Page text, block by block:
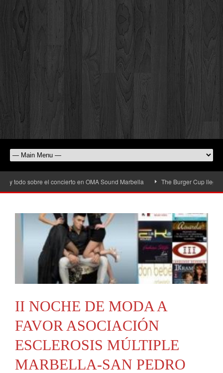
sobre el concierto en OMA Sound Marbella The Burger Cup llega a
II NOCHE DE MODA A
FAVOR ASOCIACIÓN
ESCLEROSIS MÚLTIPLE
MARBELLA-SAN PEDRO